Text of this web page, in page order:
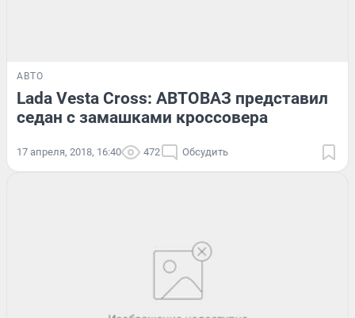
АВТО
Lada Vesta Cross: АВТОВАЗ представил
седан с замашками кроссовера
17 апреля, 2018, 16:40 472 Обсудить